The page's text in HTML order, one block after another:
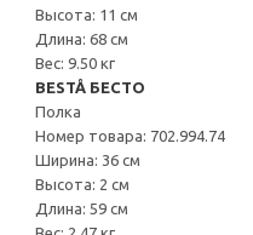
Высота: 11 см
Длина: 68 см
Вес: 9.50 кг
BESTÅ БЕСТО
Полка
Номер товара: 702.994.74
Ширина: 36 см
Высота: 2 см
Длина: 59 см